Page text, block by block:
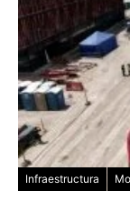
Infraestructura